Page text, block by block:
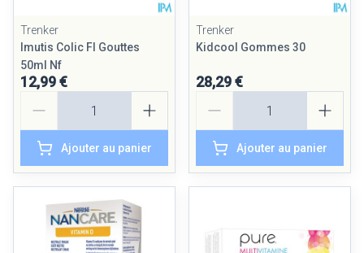
Trenker
Imutis Colic Fl Gouttes
50ml Nf
12,99 €
Ajouter au panier
Trenker
Kidcool Gommes 30
28,29 €
Ajouter au panier